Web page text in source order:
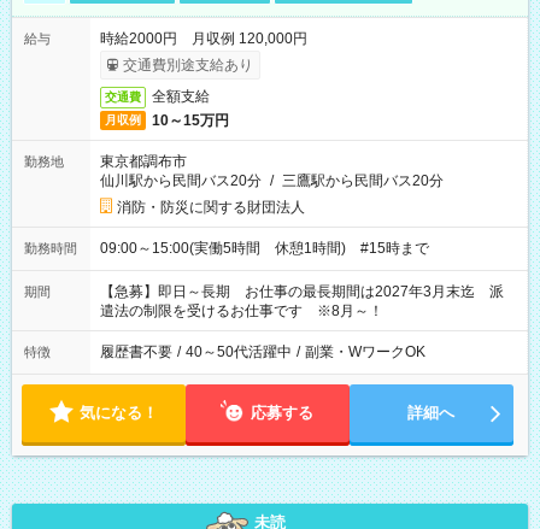
給与
時給2000円 月収例 120,000円
交通費別途支給あり
交通費 全額支給
月収例 10～15万円
勤務地
東京都調布市
仙川駅から民間バス20分 / 三鷹駅から民間バス20分
消防・防災に関する財団法人
勤務時間 09:00～15:00(実働5時間 休憩1時間) #15時まで
期間
【急募】即日～長期 お仕事の最長期間は2027年3月末迄 派
遣法の制限を受けるお仕事です ※8月～！
特徴 履歴書不要 / 40～50代活躍中 / 副業・WワークOK
気になる！ 応募する 詳細へ
未読